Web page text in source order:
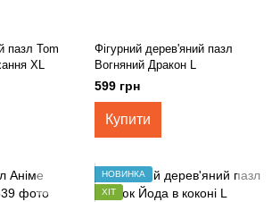
пазл Tom
XL
Фігурний дерев'яний пазл
Вогняний Дракон L
599 грн
Купити
НОВИНКА
ХІТ